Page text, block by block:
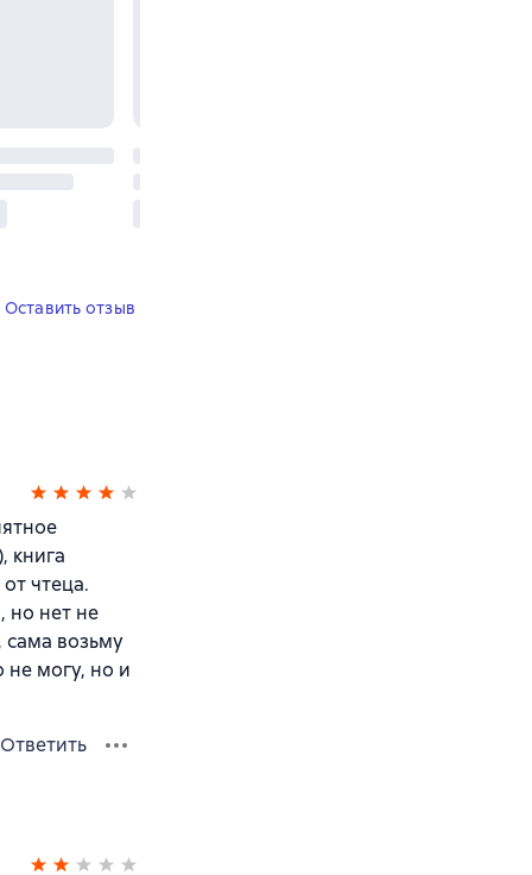
Оставить отзыв
книга
чтеца.
но нет не
возьму
не могу, но и
Ответить